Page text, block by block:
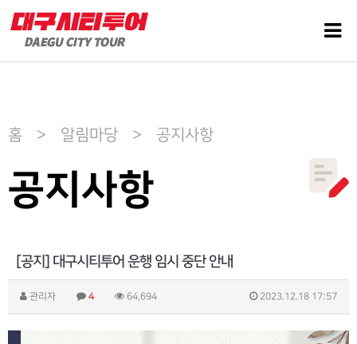
홈 > 알림마당 > 공지사항
공지사항
[공지] 대구시티투어 운행 임시 중단 안내
관리자 4 64,694 2023.12.18 17:57